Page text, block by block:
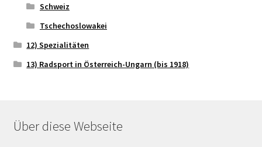
Schweiz
Tschechoslowakei
12) Spezialitäten
13) Radsport in Österreich-Ungarn (bis 1918)
Über diese Webseite